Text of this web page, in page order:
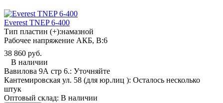
Everest TNEP 6-400
Тип пластин (+):намазной
Рабочее напряжение АКБ, B:6
38 860 руб.
В наличии
Вавилова 9А стр 6.: Уточняйте
Кантемировская ул. 58 (для юр.лиц ): Осталось несколько
штук
Оптовый склад: В наличии